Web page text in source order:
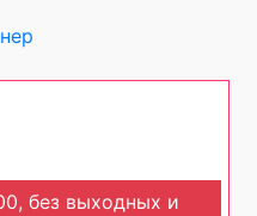
без выходных и